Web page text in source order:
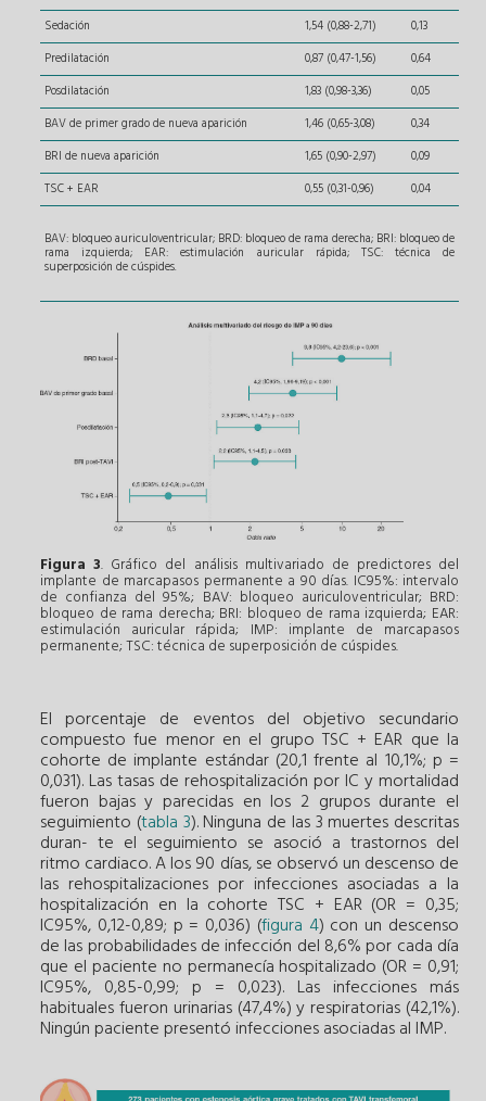
Sedación
1,54 (0,88-2,71)
0,13
Predilatación
0,87 (0,47-1,56)
0,64
Posdilatación
1,83 (0,98-3,36)
0,05
BAV de primer grado de nueva aparición
1,46 (0,65-3,08)
0,34
BRI de nueva aparición
1,65 (0,90-2,97)
0,09
TSC + EAR
0,55 (0,31-0,96) 0,04
BAV: bloqueo auriculoventricular; BRD: bloqueo de rama derecha; BRI: bloqueo de
rama izquierda; EAR: estimulación auricular rápida; TSC: técnica de
superposición de cúspides.
Figura 3. Gráfico del análisis multivariado de predictores del
implante de marcapasos permanente a 90 días. IC95%: intervalo
de confianza del 95%; BAV: bloqueo auriculoventricular; BRD:
bloqueo de rama derecha; BRI: bloqueo de rama izquierda; EAR:
estimulación auricular rápida; IMP: implante de marcapasos
permanente; TSC: técnica de superposición de cúspides.
El porcentaje de eventos del objetivo secundario
compuesto fue menor en el grupo TSC + EAR que la
cohorte de implante estándar (20,1 frente al 10,1%; p =
0,031). Las tasas de rehospitalización por IC y mortalidad
fueron bajas y parecidas en los 2 grupos durante el
seguimiento (tabla 3). Ninguna de las 3 muertes descritas
duran- te el seguimiento se asoció a trastornos del
ritmo cardiaco. A los 90 días, se observó un descenso de
las rehospitalizaciones por infecciones asociadas a la
hospitalización en la cohorte TSC + EAR (OR = 0,35;
IC95%, 0,12-0,89; p = 0,036) (figura 4) con un descenso
de las probabilidades de infección del 8,6% por cada día
que el paciente no permanecía hospitalizado (OR = 0,91;
IC95%, 0,85-0,99; p = 0,023). Las infecciones más
habituales fueron urinarias (47,4%) y respiratorias (42,1%).
Ningún paciente presentó infecciones asociadas al IMP.